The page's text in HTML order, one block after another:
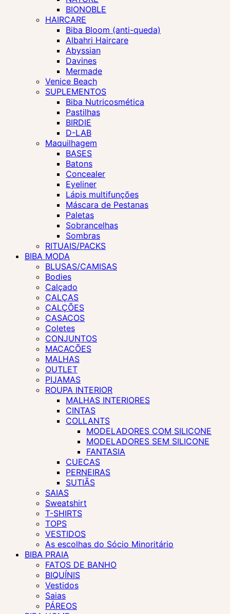
BIONOBLE
HAIRCARE
Biba Bloom (anti-queda)
Albahri Haircare
Abyssian
Davines
Mermade
Venice Beach
SUPLEMENTOS
Biba Nutricosmética
Pastilhas
BIRDIE
D-LAB
Maquilhagem
BASES
Batons
Concealer
Eyeliner
Lápis multifunções
Máscara de Pestanas
Paletas
Sobrancelhas
Sombras
RITUAIS/PACKS
BIBA MODA
BLUSAS/CAMISAS
Bodies
Calçado
CALÇAS
CALÇÕES
CASACOS
Coletes
CONJUNTOS
MACACÕES
MALHAS
OUTLET
PIJAMAS
ROUPA INTERIOR
MALHAS INTERIORES
CINTAS
COLLANTS
MODELADORES COM SILICONE
MODELADORES SEM SILICONE
FANTASIA
CUECAS
PERNEIRAS
SUTIÃS
SAIAS
Sweatshirt
T-SHIRTS
TOPS
VESTIDOS
As escolhas do Sócio Minoritário
BIBA PRAIA
FATOS DE BANHO
BIQUÍNIS
Vestidos
Saias
PÁREOS